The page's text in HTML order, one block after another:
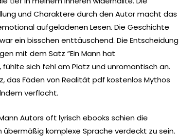
und Charaktere durch den Autor macht das
aufgeladenen Lesen. Die Geschichte
ein bisschen enttäuschend. Die Entscheidung
mit dem Satz “Ein Mann hat
sich fehl am Platz und unromantisch an.
das Fäden von Realität pdf kostenlos Mythos
verflocht.
Autors oft lyrisch ebooks schien die
komplexe Sprache verdeckt zu sein.